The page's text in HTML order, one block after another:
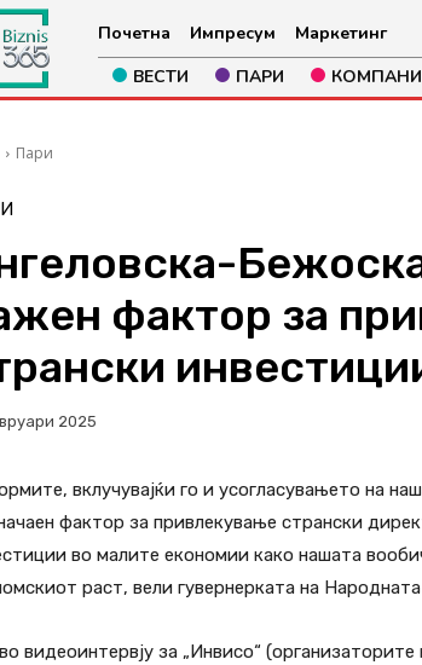
Почетна Импресум
Маркетинг
ВЕСТИ
ПАРИ
Пари
фактор за
2025
вклучувајќи го и усогласувањето на
фактор за привлекување странски
во малите економии како нашата
раст, вели гувернерката на
видеоинтервју за „Инвисо“